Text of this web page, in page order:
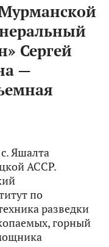
Сергей
—
Яшалта
АССР.
по
разведки
горный